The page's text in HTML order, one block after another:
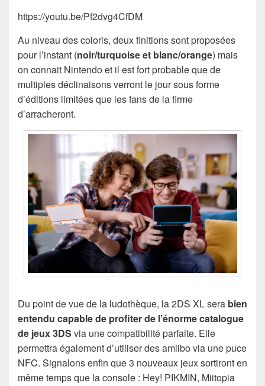
https://youtu.be/Pf2dvg4CfDM
Au niveau des coloris, deux finitions sont proposées
pour l’instant (noir/turquoise et blanc/orange) mais
on connait Nintendo et il est fort probable que de
multiples déclinaisons verront le jour sous forme
d’éditions limitées que les fans de la firme
d’arracheront.
Du point de vue de la ludothèque, la 2DS XL sera bien
entendu capable de profiter de l’énorme catalogue
de jeux 3DS via une compatibilité parfaite. Elle
permettra également d’utiliser des amiibo via une puce
NFC. Signalons enfin que 3 nouveaux jeux sortiront en
même temps que la console : Hey! PIKMIN, Miitopia